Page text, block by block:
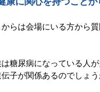
らは会場にいる方から
糖尿病になっている人
子が関係あるのでしょう